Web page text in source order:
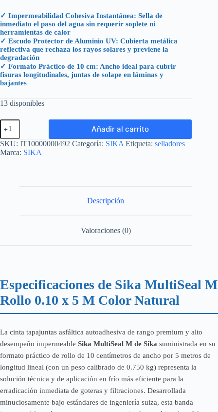
✓ Impermeabilidad Cohesiva Instantánea: Sella de
inmediato el paso del agua sin requerir soplete ni
herramientas de calor
✓ Escudo Protector de Aluminio UV: Cubierta metálica
reflectiva que rechaza los rayos solares y previene la
degradación
✓ Formato Práctico de 10 cm: Ancho ideal para cubrir
fisuras longitudinales, juntas de solape en láminas y
bajantes
13 disponibles
SIKA
MULTISEAL
M
ROLLO
0.10X
cantidad
Añadir al carrito
SKU: IT10000000492 Categoría: SIKA Etiqueta: selladores
Marca: SIKA
Descripción
Valoraciones (0)
Especificaciones de Sika MultiSeal M
Rollo 0.10 x 5 M Color Natural
La cinta tapajuntas asfáltica autoadhesiva de rango premium y alto
desempeño impermeable Sika MultiSeal M de Sika suministrada en su
formato práctico de rollo de 10 centímetros de ancho por 5 metros de
longitud lineal (con un peso calibrado de 0.750 kg) representa la
solución técnica y de aplicación en frío más eficiente para la
erradicación inmediata de goteras y filtraciones. Desarrollada
minuciosamente bajo estándares de ingeniería suiza, esta banda